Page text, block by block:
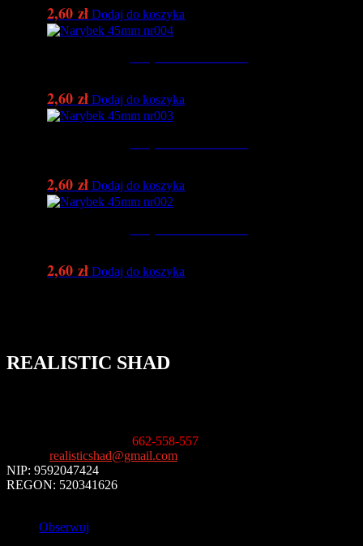
2,60 zł Dodaj do koszyka
2,60 zł Dodaj do koszyka
2,60 zł Dodaj do koszyka
2,60 zł Dodaj do koszyka
REALISTIC SHAD
662-558-557
realisticshad@gmail.com
NIP: 9592047424
REGON: 520341626
Obserwuj